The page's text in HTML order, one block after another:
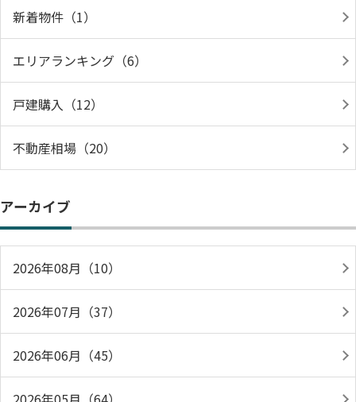
新着物件（1）
エリアランキング（6）
戸建購入（12）
不動産相場（20）
アーカイブ
2026年08月（10）
2026年07月（37）
2026年06月（45）